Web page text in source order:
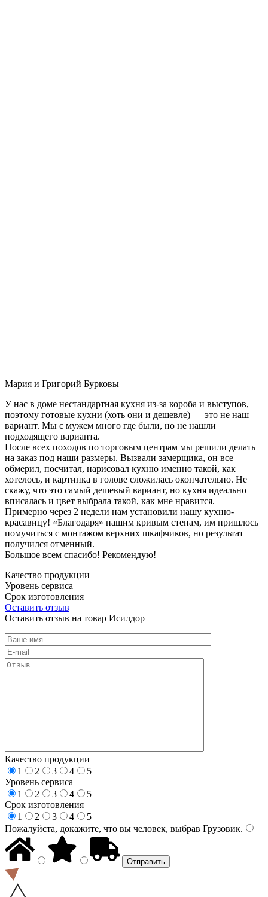
Мария и Григорий Бурковы
У нас в доме нестандартная кухня из-за короба и выступов,
поэтому готовые кухни (хоть они и дешевле) — это не наш
вариант. Мы с мужем много где были, но не нашли
подходящего варианта.
После всех походов по торговым центрам мы решили делать
на заказ под наши размеры. Вызвали замерщика, он все
обмерил, посчитал, нарисовал кухню именно такой, как
хотелось, и картинка в голове сложилась окончательно. Не
скажу, что это самый дешевый вариант, но кухня идеально
вписалась и цвет выбрала такой, как мне нравится.
Примерно через 2 недели нам установили нашу кухню-
красавицу! «Благодаря» нашим кривым стенам, им пришлось
помучиться с монтажом верхних шкафчиков, но результат
получился отменный.
Большое всем спасибо! Рекомендую!
Качество продукции
Уровень сервиса
Срок изготовления
Оставить отзыв
Оставить отзыв на товар Исилдор
Качество продукции
1
2 3 4
5
Уровень сервиса
1
2 3 4
5
Срок изготовления
1
2 3 4
5
Пожалуйста, докажите, что вы человек, выбрав Грузовик.